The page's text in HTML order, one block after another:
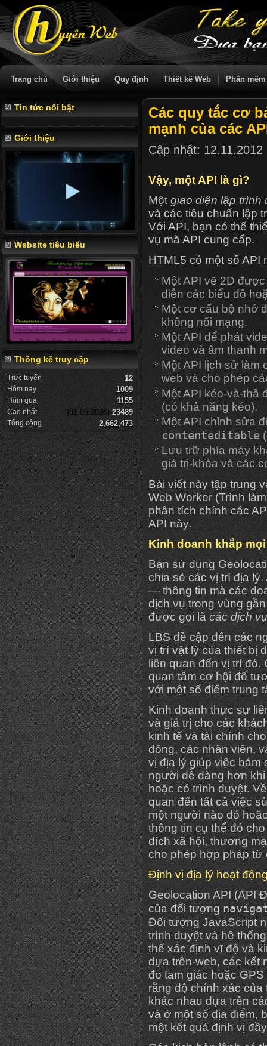
Trang chủ Giới thiệu Quy định Thiết kế Web Phần mềm
Tin tức nổi bật
Giới thiệu
Website tiêu biểu
Thống kê truy cập
Trực tuyến 12
Hôm nay 1009
Hôm qua 1155
Cao nhất (01.05.2026) 23489
Tổng cộng 2,662,473
Các quy tắc cơ
mạnh của các
Cập nhật: 12.11.2012
Vậy, một API là gì?
Một giao diện lập trình
và các tiêu chuẩn lập
Với API, bạn có thể
vụ mà API cung cấp.
HTML5 có một số API
Một API vẽ 2D
diễn các biểu đồ
Một cơ cấu bộ nhớ
không nối mạng.
Một API để phát
video và âm thanh
Một API lịch sử làm
web và cho phép
Một API kéo-và-thả
(có khả năng kéo).
Một API chỉnh sửa
contenteditable
Lưu trữ phía máy
giá trị-khóa và các
Bài viết này tập trung
Web Worker (Trình
phân tích chính các
API này.
Kinh doanh khắp
Bạn sử dụng
chia sẻ các vị trí địa
— thông tin mà các
dịch vụ trong vùng
được gọi làcác dịch
LBS đề cập đến các
vị trí vật lý của thiết bị
liên quan đến vị trí
quan tâm cơ hội để
với một số điểm trung
Kinh doanh thực sự
và giá trị cho các
kinh tế và tài chính
đông, các nhân viên,
vị địa lý giúp việc bám
người dễ dàng hơn
hoặc có trình duyệt.
quan đến tất cả việc
một người nào đó
thông tin cụ thể đó
đích xã hội, thương
cho phép hợp pháp từ
Định vị địa lý hoạt
Geolocation API (API
của đối tượng
Đối tượng JavaScript
trình duyệt và hệ
thể xác định vĩ độ và
dựa trên-web, các kết
đo tam giác hoặc
rằng độ chính xác
khác nhau dựa trên
và ở một số địa điểm,
một kết quả định vị